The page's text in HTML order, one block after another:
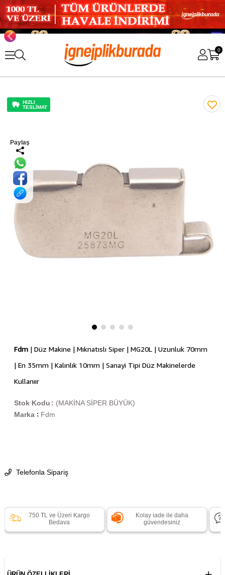
0
HIZLI
TESLİMAT
Paylaş
Fdm| Düz Makine | Mıknatıslı Siper | MG20L | Uzunluk 70mm
| En 35mm | Kalınlık 10mm | Sanayi Tipi Düz Makinelerde
Kullanıır
(MAKİNA SİPER BÜYÜK)
Stok Kodu
Marka : Fdm
Telefonla Sipariş
750 TL ve Üzeri Kargo
Bedava
Kolay iade ile daha
güvendesiniz